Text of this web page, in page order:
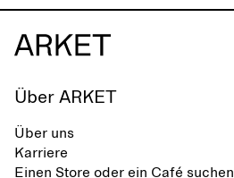
Über ARKET
Über uns
Karriere
Einen Store oder ein Café suchen